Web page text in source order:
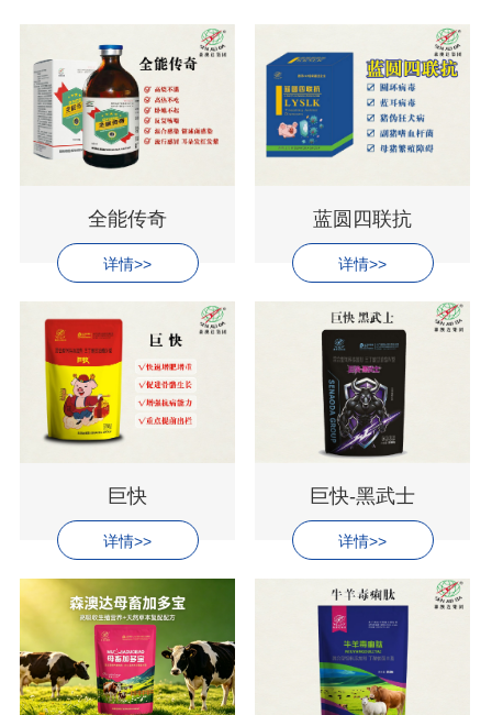
全能传奇
详情>>
蓝圆四联抗
详情>>
巨快
详情>>
巨快-黑武士
详情>>